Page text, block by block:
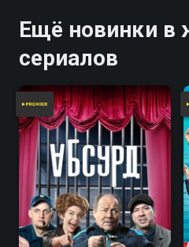
Ещё новинки в
сериалов